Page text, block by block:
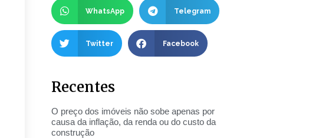
WhatsApp Telegram
Twitter Facebook
Recentes
O preço dos imóveis não sobe apenas por
causa da inflação, da renda ou do custo da
construção